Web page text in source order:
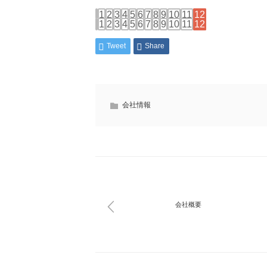
1 2 3 4 5 6 7 8 9 10 11 12
1 2 3 4 5 6 7 8 9 10 11 12
Tweet Share
会社情報
会社概要